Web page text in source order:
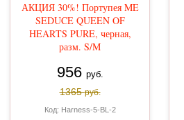
АКЦИЯ 30%! Портупея ME
SEDUCE QUEEN OF
HEARTS PURE, черная,
разм. S/M
956 руб.
1365руб.
Код: Harness-5-BL-2